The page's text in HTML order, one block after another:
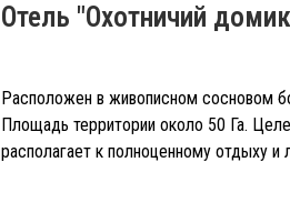
Отель "Охотничий
Расположен в живописном сосновом
Площадь территории около 50 Га.
располагает к полноценному отдыху